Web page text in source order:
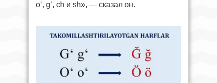
o‘, g‘, ch и sh», — сказал он.